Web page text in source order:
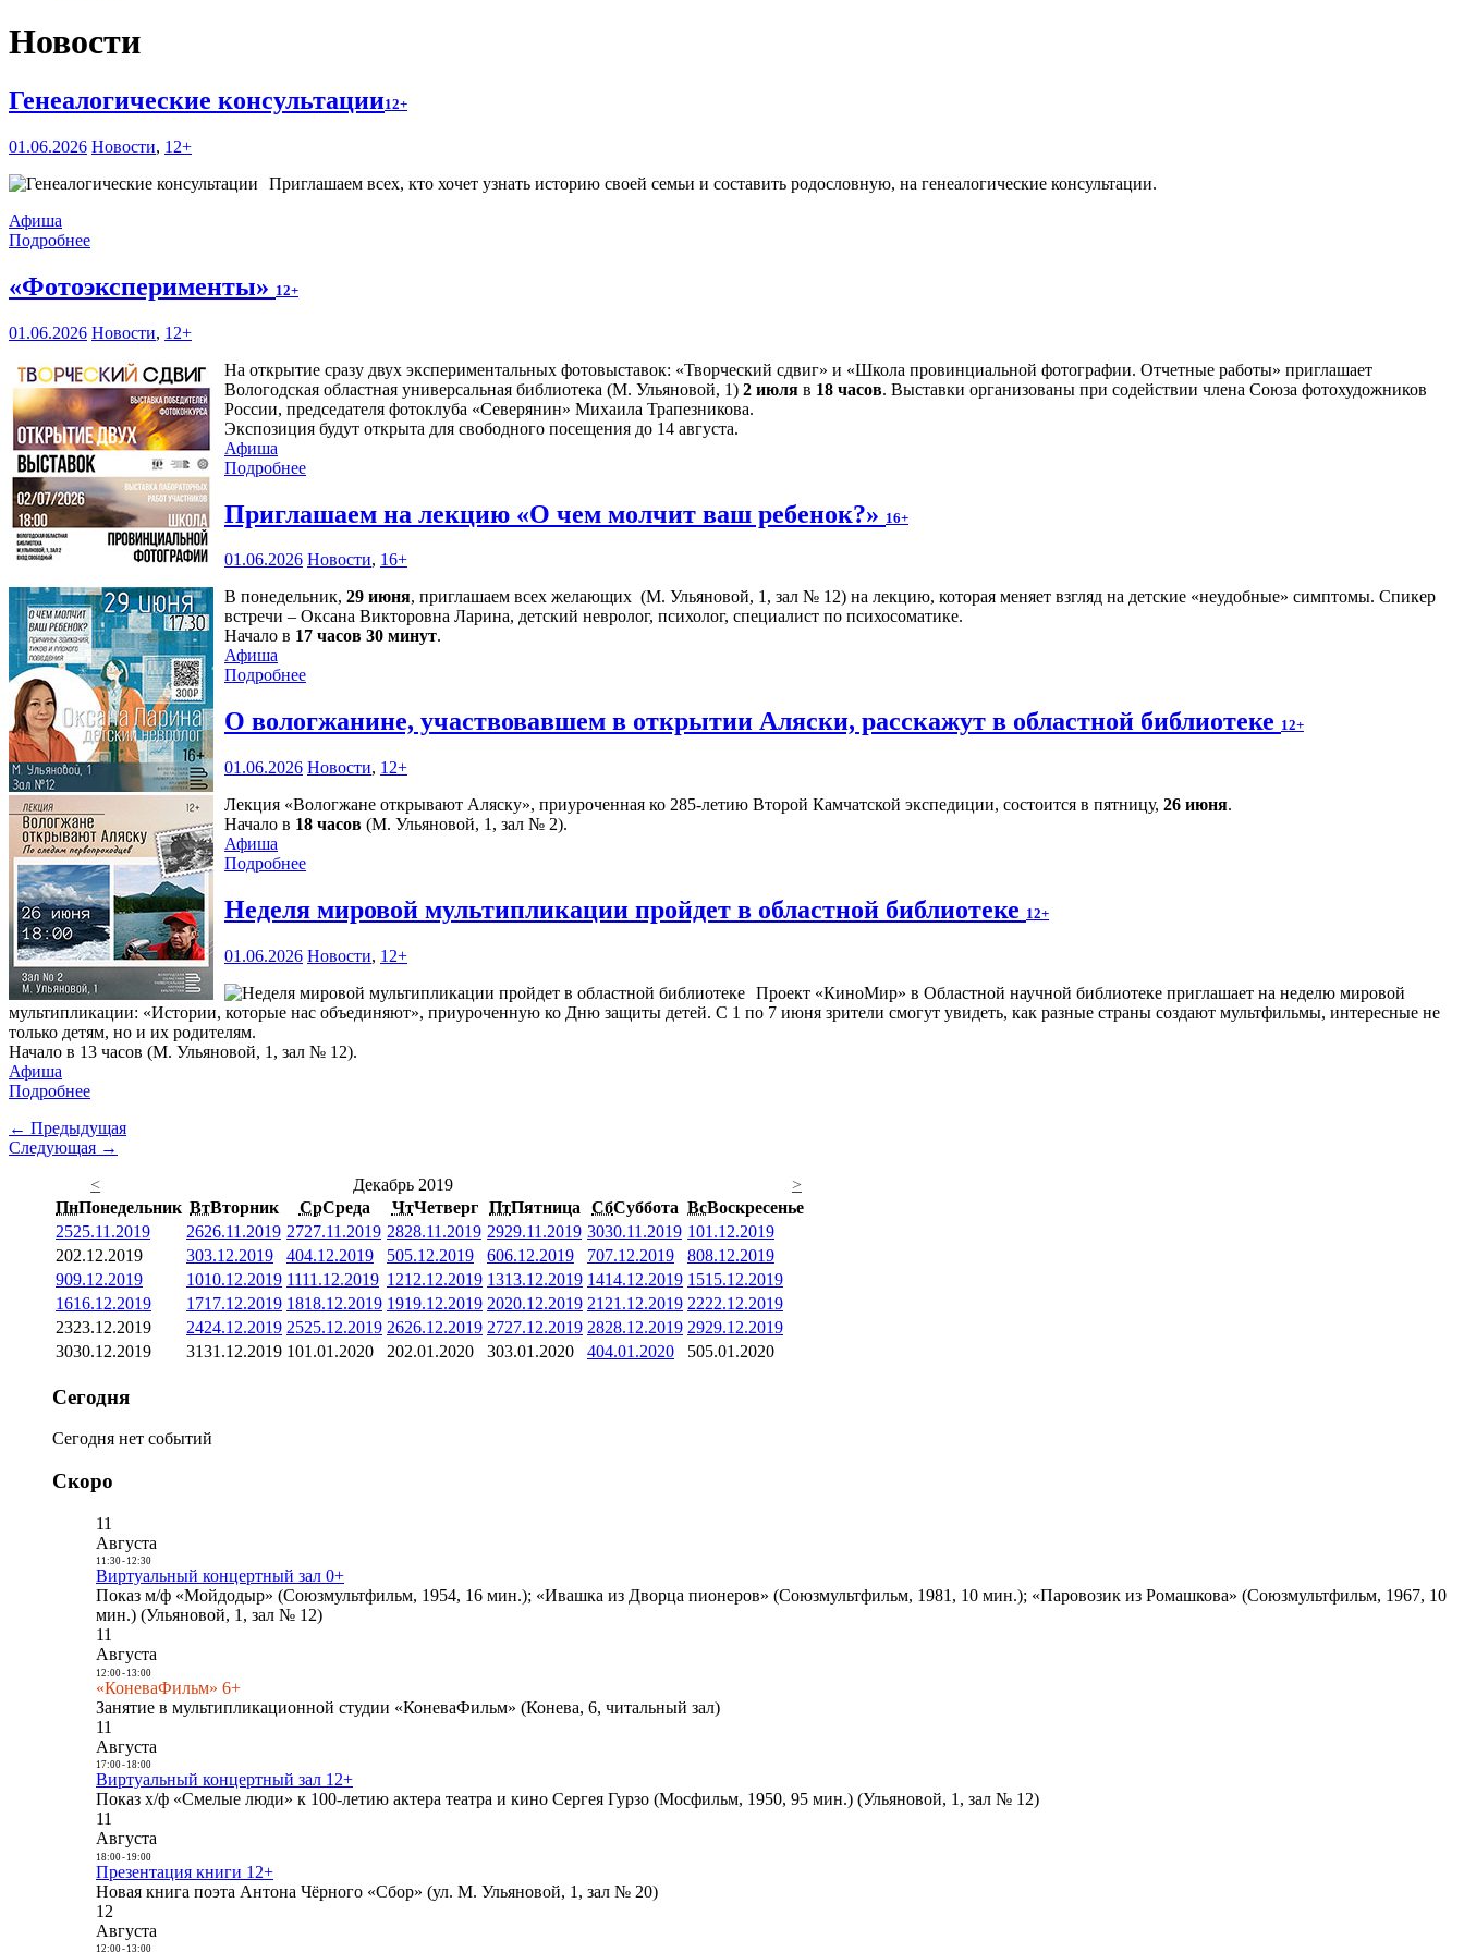
Новости
Генеалогические консультации12+
01.06.2026 Новости, 12+
Приглашаем всех, кто хочет узнать историю своей семьи и составить родословную, на генеалогические консультации.
Афиша
Подробнее
«Фотоэксперименты» 12+
01.06.2026 Новости, 12+
На открытие сразу двух экспериментальных фотовыставок: «Творческий сдвиг» и «Школа провинциальной фотографии. Отчетные работы» приглашает
Вологодская областная универсальная библиотека (М. Ульяновой, 1) 2 июля в 18 часов. Выставки организованы при содействии члена Союза фотохудожников
России, председателя фотоклуба «Северянин» Михаила Трапезникова.
Экспозиция будут открыта для свободного посещения до 14 августа.
Афиша
Подробнее
Приглашаем на лекцию «О чем молчит ваш ребенок?» 16+
01.06.2026 Новости, 16+
В понедельник, 29 июня, приглашаем всех желающих (М. Ульяновой, 1, зал № 12) на лекцию, которая меняет взгляд на детские «неудобные» симптомы. Спикер
встречи – Оксана Викторовна Ларина, детский невролог, психолог, специалист по психосоматике.
Начало в 17 часов 30 минут.
Афиша
Подробнее
О вологжанине, участвовавшем в открытии Аляски, расскажут в областной библиотеке 12+
01.06.2026 Новости, 12+
Лекция «Вологжане открывают Аляску», приуроченная ко 285-летию Второй Камчатской экспедиции, состоится в пятницу, 26 июня.
Начало в 18 часов (М. Ульяновой, 1, зал № 2).
Афиша
Подробнее
Неделя мировой мультипликации пройдет в областной библиотеке 12+
01.06.2026 Новости, 12+
Проект «КиноМир» в Областной научной библиотеке приглашает на неделю мировой
мультипликации: «Истории, которые нас объединяют», приуроченную ко Дню защиты детей. С 1 по 7 июня зрители смогут увидеть, как разные страны создают мультфильмы, интересные не
только детям, но и их родителям.
Начало в 13 часов (М. Ульяновой, 1, зал № 12).
Афиша
Подробнее
← Предыдущая
Следующая →
<
Декабрь 2019
>
ПнПонедельник ВтВторник СрСреда ЧтЧетверг ПтПятница СбСуббота ВсВоскресенье
2525.11.2019 2626.11.2019 2727.11.2019 2828.11.2019 2929.11.2019 3030.11.2019 101.12.2019
202.12.2019 303.12.2019 404.12.2019 505.12.2019 606.12.2019 707.12.2019 808.12.2019
909.12.2019 1010.12.2019 1111.12.2019 1212.12.2019 1313.12.2019 1414.12.2019 1515.12.2019
1616.12.2019 1717.12.2019 1818.12.2019 1919.12.2019 2020.12.2019 21 21.12.2019 2222.12.2019
2323.12.2019 2424.12.2019 2525.12.2019 2626.12.2019 2727.12.2019 2828.12.2019 2929.12.2019
3030.12.2019 3131.12.2019 101.01.2020 202.01.2020 303.01.2020 404.01.2020 505.01.2020
Сегодня
Сегодня нет событий
Скоро
11
Августа
11:30- 12:30
Виртуальный концертный зал 0+
Показ м/ф «Мойдодыр» (Союзмультфильм, 1954, 16 мин.); «Ивашка из Дворца пионеров» (Союзмультфильм, 1981, 10 мин.); «Паровозик из Ромашкова» (Союзмультфильм, 1967, 10
мин.) (Ульяновой, 1, зал № 12)
11
Августа
12:00- 13:00
«КоневаФильм» 6+
Занятие в мультипликационной студии «КоневаФильм» (Конева, 6, читальный зал)
11
Августа
17:00- 18:00
Виртуальный концертный зал 12+
Показ х/ф «Смелые люди» к 100-летию актера театра и кино Сергея Гурзо (Мосфильм, 1950, 95 мин.) (Ульяновой, 1, зал № 12)
11
Августа
18:00- 19:00
Презентация книги 12+
Новая книга поэта Антона Чёрного «Сбор» (ул. М. Ульяновой, 1, зал № 20)
12
Августа
12:00- 13:00